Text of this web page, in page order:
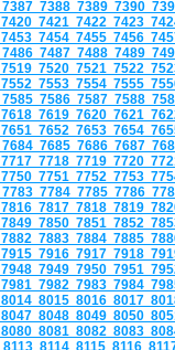
7387 7388 7389 7390
7420 7421 7422 7423
7453 7454 7455 7456
7486 7487 7488 7489
7519 7520 7521 7522
7552 7553 7554 7555
7585 7586 7587 7588
7618 7619 7620 7621
7651 7652 7653 7654
7684 7685 7686 7687
7717 7718 7719 7720
7750 7751 7752 7753
7783 7784 7785 7786
7816 7817 7818 7819
7849 7850 7851 7852
7882 7883 7884 7885
7915 7916 7917 7918
7948 7949 7950 7951
7981 7982 7983 7984
8014 8015 8016 8017
8047 8048 8049 8050
8080 8081 8082 8083
8113 8114 8115 8116